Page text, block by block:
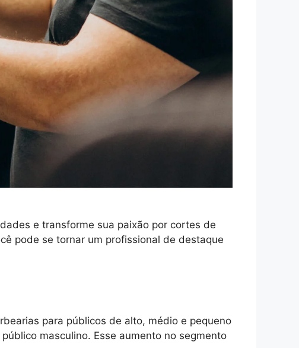
e transforme sua paixão por cortes de
pode se tornar um profissional de destaque
para públicos de alto, médio e pequeno
masculino. Esse aumento no segmento